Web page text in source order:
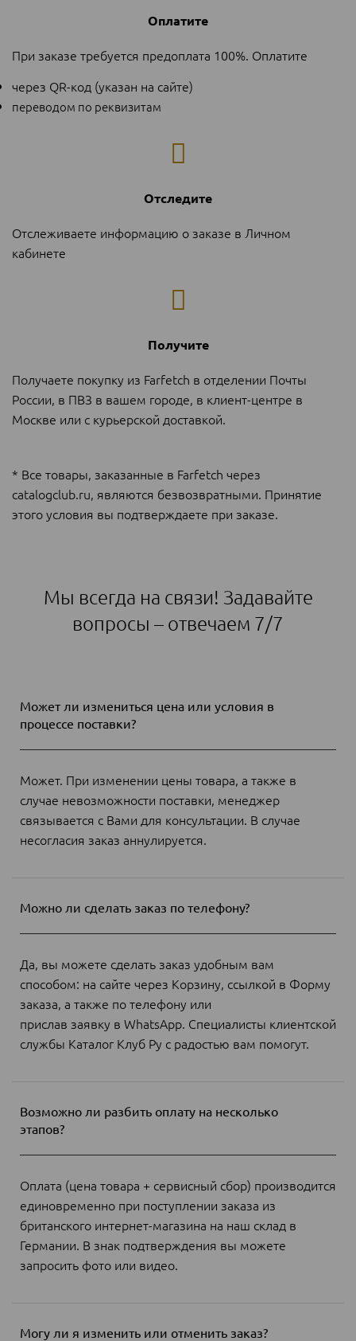
Оплатите
При заказе требуется предоплата 100%. Оплатите
через QR-код (указан на сайте)
переводом по реквизитам
Отследите
Отслеживаете информацию о заказе в Личном
кабинете
Получите
Получаете покупку из Farfetch в отделении Почты
России, в ПВЗ в вашем городе, в клиент-центре в
Москве или с курьерской доставкой.
* Все товары, заказанные в Farfetch через
catalogclub.ru, являются безвозвратными. Принятие
этого условия вы подтверждаете при заказе.
Мы всегда на связи! Задавайте
вопросы – отвечаем 7/7
Может ли измениться цена или условия в
процессе поставки?
Может. При изменении цены товара, а также в
случае невозможности поставки, менеджер
связывается с Вами для консультации. В случае
несогласия заказ аннулируется.
Можно ли сделать заказ по телефону?
Да, вы можете сделать заказ удобным вам
способом: на сайте через Корзину, ссылкой в Форму
заказа, а также по телефону или
прислав заявку в WhatsApp. Специалисты клиентской
службы Каталог Клуб Ру с радостью вам помогут.
Возможно ли разбить оплату на несколько
этапов?
Оплата (цена товара + сервисный сбор) производится
единовременно при поступлении заказа из
британского интернет-магазина на наш склад в
Германии. В знак подтверждения вы можете
запросить фото или видео.
Могу ли я изменить или отменить заказ?